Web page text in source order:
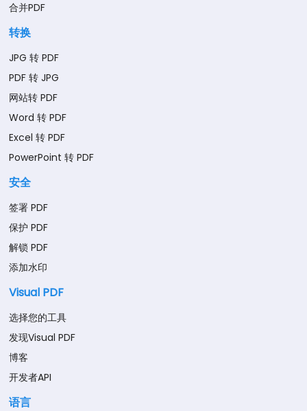
合并PDF
转换
JPG 转 PDF
PDF 转 JPG
网站转 PDF
Word 转 PDF
Excel 转 PDF
PowerPoint 转 PDF
安全
签署 PDF
保护 PDF
解锁 PDF
添加水印
Visual PDF
选择您的工具
发现Visual PDF
博客
开发者API
语言